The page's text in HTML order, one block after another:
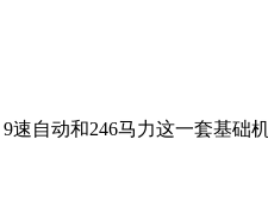
自动和246马力这一套基础机